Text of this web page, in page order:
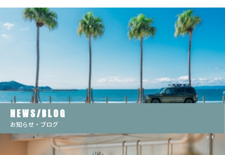
NEWS/BLOG
お知らせ・ブログ